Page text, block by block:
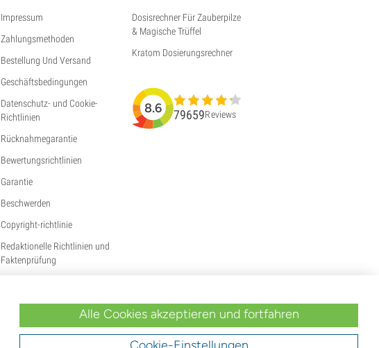
Impressum
Zahlungsmethoden
Bestellung Und Versand
Geschäftsbedingungen
Datenschutz- und Cookie-
Richtlinien
Rücknahmegarantie
Bewertungsrichtlinien
Garantie
Beschwerden
Copyright-richtlinie
Redaktionelle Richtlinien und
Faktenprüfung
Dosisrechner Für Zauberpilze
& Magische Trüffel
Kratom Dosierungsrechner
8.6 79659Reviews
Alle Cookies akzeptieren und fortfahren